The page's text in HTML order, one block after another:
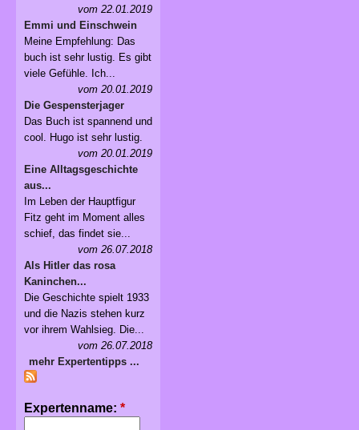
vom 22.01.2019
Emmi und Einschwein
Meine Empfehlung: Das
buch ist sehr lustig. Es gibt
viele Gefühle. Ich...
vom 20.01.2019
Die Gespensterjager
Das Buch ist spannend und
cool. Hugo ist sehr lustig.
vom 20.01.2019
Eine Alltagsgeschichte
aus...
Im Leben der Hauptfigur
Fitz geht im Moment alles
schief, das findet sie...
vom 26.07.2018
Als Hitler das rosa
Kaninchen...
Die Geschichte spielt 1933
und die Nazis stehen kurz
vor ihrem Wahlsieg. Die...
vom 26.07.2018
mehr Expertentipps ...
Expertenname: *